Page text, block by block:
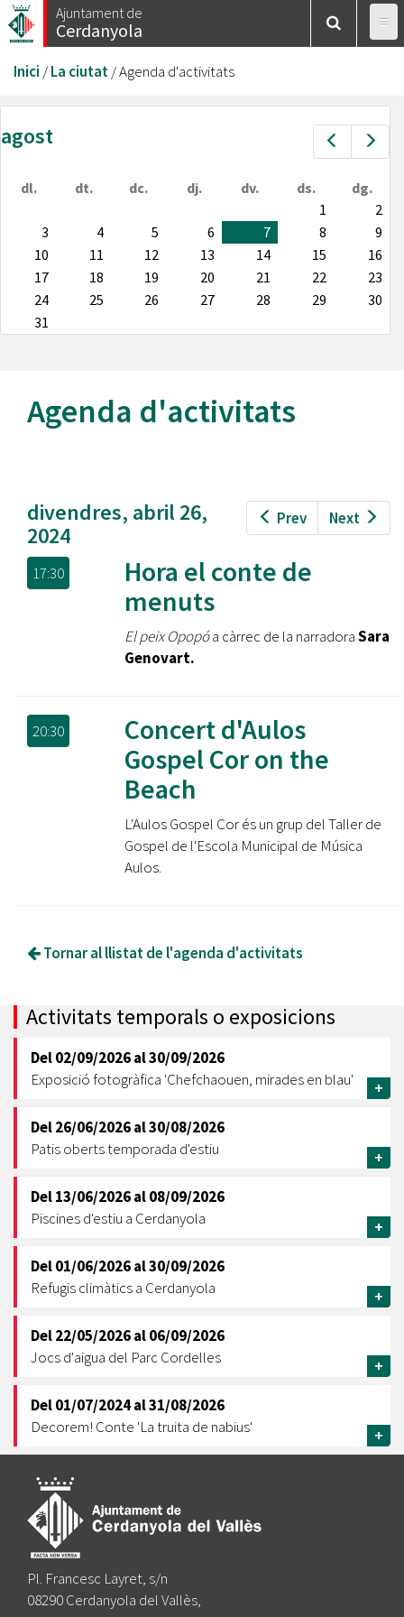
Vés
al
Ajuntament de
Cerdanyola
Esteu
aquí
Inici /La ciutat/Agenda d'activitats
Prev
agost
dl. dt. dc. dj. dv. ds.
dg.
1
2
3
4 5 6 7 8
9
10
11 12 13 14 15
16
17
18 19 20 21 22
23
24
25 26 27 28 29
30
31
Agenda d'activitats
Prev Next
divendres, abril 26,
2024
17:30
Hora el conte de
menuts
El peix Opopóa càrrec de la narradoraSara
Genovart.
20:30
Concert d'Aulos
Gospel Cor on the
Beach
L'Aulos Gospel Cor és un grup del Taller de
Gospel de l'Escola Municipal de Música
Aulos.
Tornar al llistat de l'agenda d'activitats
Activitats temporals o exposicions
Del02/09/2026al30/09/2026
Exposició fotogràfica 'Chefchaouen, mirades en blau'
+
Del26/06/2026al30/08/2026
Patis oberts temporada d'estiu
+
Del13/06/2026al08/09/2026
Piscines d'estiu a Cerdanyola
+
Del01/06/2026al30/09/2026
Refugis climàtics a Cerdanyola
+
Del22/05/2026al06/09/2026
Jocs d'aigua del Parc Cordelles
+
Del01/07/2024al31/08/2026
Decorem! Conte 'La truita de nabius'
+
Pl. Francesc Layret, s/n
08290 Cerdanyola del Vallès,